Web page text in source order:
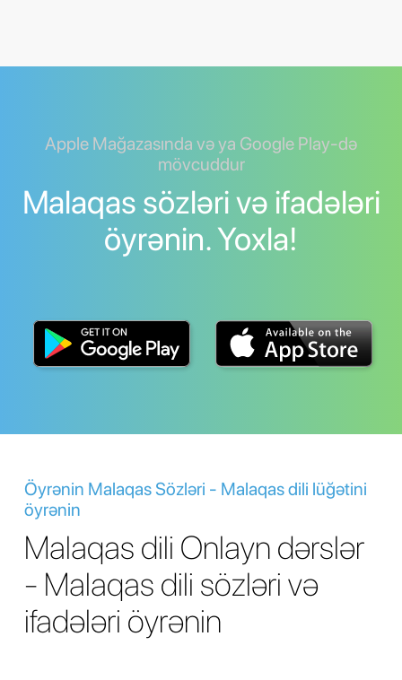
Apple Mağazasında və ya Google Play-də
mövcuddur
Malaqas sözləri və ifadələri
öyrənin. Yoxla!
Öyrənin Malaqas Sözləri - Malaqas dili lüğətini
öyrənin
Malaqas dili Onlayn dərslər
- Malaqas dili sözləri və
ifadələri öyrənin